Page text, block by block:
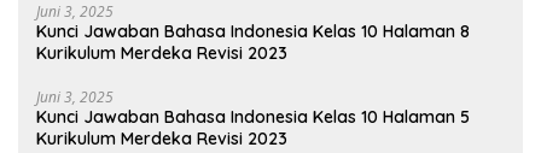
Juni 3, 2025
Kunci Jawaban Bahasa Indonesia Kelas 10 Halaman 8
Kurikulum Merdeka Revisi 2023
Juni 3, 2025
Kunci Jawaban Bahasa Indonesia Kelas 10 Halaman 5
Kurikulum Merdeka Revisi 2023